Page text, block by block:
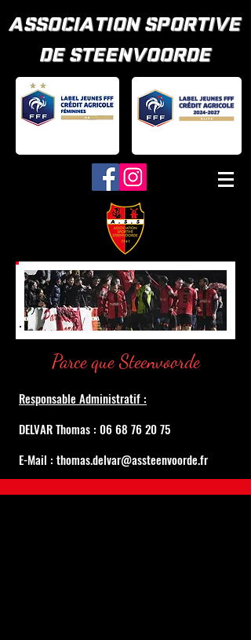
ASSOCIATION SPORTIVE
DE STEENVOORDE
Parce que Steenvoorde
Responsable Administratif :
DELVAR Thomas : 06 68 76 20 75
E-Mail : thomas.delvar@assteenvoorde.fr